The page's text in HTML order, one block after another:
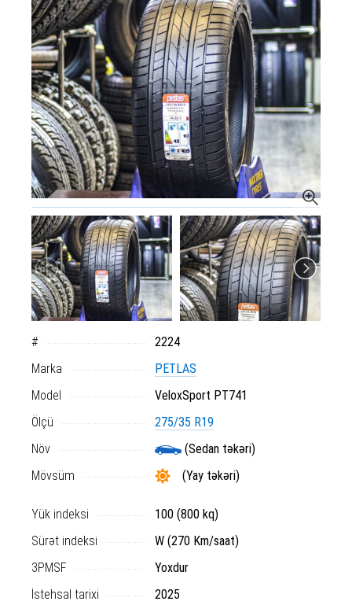
#
2224
Marka
PETLAS
Model
VeloxSport PT741
Ölçü
275/35 R19
Növ
(Sedan təkəri)
Mövsüm
(Yay təkəri)
Yük indeksi
100 (800 kq)
Sürət indeksi
W (270 Km/saat)
3PMSF
Yoxdur
İstehsal tarixi
2025